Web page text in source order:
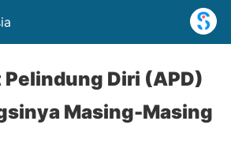
Diri (APD)
Masing-Masing